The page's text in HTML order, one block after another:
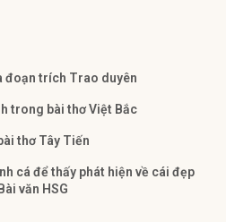
đoạn trích Trao duyên
trong bài thơ Việt Bắc
thơ Tây Tiến
cá để thấy phát hiện về cái đẹp
văn HSG